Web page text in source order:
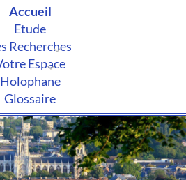
navigation
Accueil
Etude
Recherches
Espace
Holophane
Glossaire